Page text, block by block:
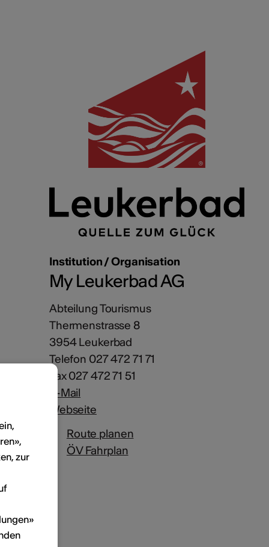
Institution / Organisation
My Leukerbad AG
Abteilung Tourismus
Thermenstrasse 8
3954 Leukerbad
Telefon 027 472 71 71
Fax 027 472 71 51
E-Mail
Webseite
Route planen
ÖV Fahrplan
zur